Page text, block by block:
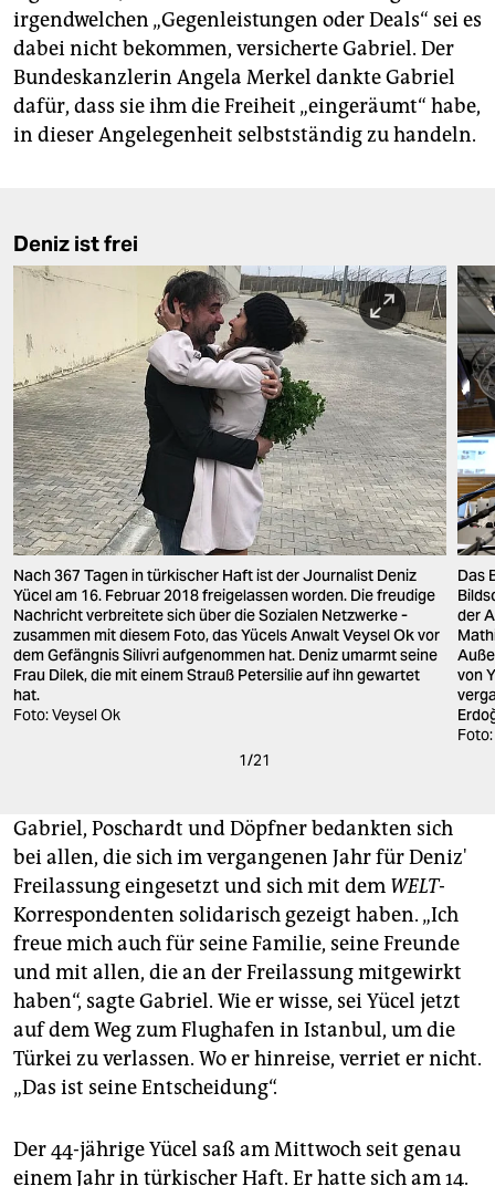
irgendwelchen „Gegenleistungen oder Deals“ sei es
dabei nicht bekommen, versicherte Gabriel. Der
Bundeskanzlerin Angela Merkel dankte Gabriel
dafür, dass sie ihm die Freiheit „eingeräumt“ habe,
in dieser Angelegenheit selbstständig zu handeln.
Deniz ist frei
Nach 367 Tagen in türkischer Haft ist der Journalist Deniz
Yücel am 16. Februar 2018 freigelassen worden. Die freudige
Nachricht verbreitete sich über die Sozialen Netzwerke -
zusammen mit diesem Foto, das Yücels Anwalt Veysel Ok vor
dem Gefängnis Silivri aufgenommen hat. Deniz umarmt seine
Frau Dilek, die mit einem Strauß Petersilie auf ihn gewartet
hat.
Foto: Veysel Ok
Das
der
von
1/21
Gabriel, Poschardt und Döpfner bedankten sich
bei allen, die sich im vergangenen Jahr für Deniz'
Freilassung eingesetzt und sich mit dem WELT-
Korrespondenten solidarisch gezeigt haben. „Ich
freue mich auch für seine Familie, seine Freunde
und mit allen, die an der Freilassung mitgewirkt
haben“, sagte Gabriel. Wie er wisse, sei Yücel jetzt
auf dem Weg zum Flughafen in Istanbul, um die
Türkei zu verlassen. Wo er hinreise, verriet er nicht.
„Das ist seine Entscheidung“.
Der 44-jährige Yücel saß am Mittwoch seit genau
einem Jahr in türkischer Haft. Er hatte sich am 14.